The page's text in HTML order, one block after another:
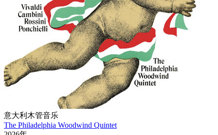
意大利木管音乐
The Philadelphia Woodwind Quintet